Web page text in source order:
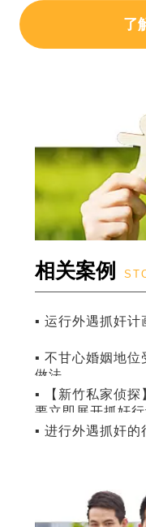
了
相关案例
▪ 运行外遇抓奸
▪ 不甘心婚姻地
做法
▪ 【新竹私家侦
要立即展开抓奸
▪ 进行外遇抓奸